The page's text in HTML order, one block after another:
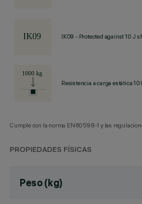
IK09 - Protected against 10 J
Resistencia a carga estática
Cumple con la norma EN60598-1 y las
PROPIEDADES FÍSICAS
Peso (kg)